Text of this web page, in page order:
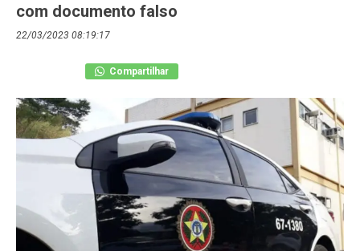
com documento falso
22/03/2023 08:19:17
Compartilhar